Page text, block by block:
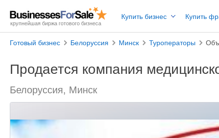
крупнейшая биржа готового бизнеса
Купить бизнес Купить
Готовый бизнес Белоруссия Минск Туроператоры
Продается компания
Белоруссия, Минск